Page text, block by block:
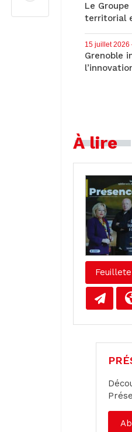
Le
territorial
15 juillet 2026
Grenoble
À lire